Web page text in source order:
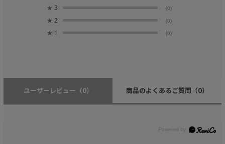
★ 3 (0)
★ 2 (0)
★ 1 (0)
ユーザーレビュー （0） 商品のよくあるご質問 （0）